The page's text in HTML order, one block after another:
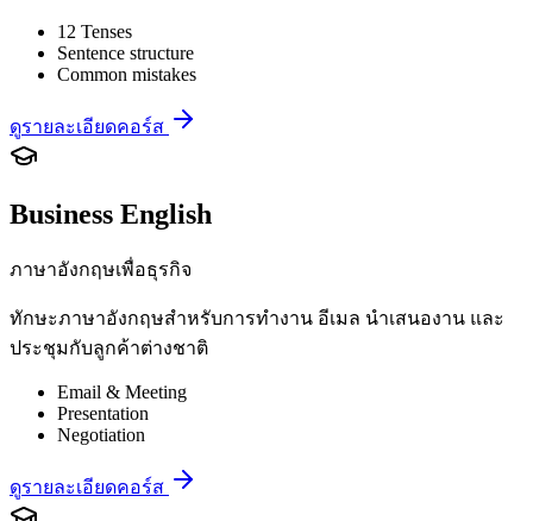
12 Tenses
Sentence structure
Common mistakes
ดูรายละเอียดคอร์ส
Business English
ภาษาอังกฤษเพื่อธุรกิจ
ทักษะภาษาอังกฤษสำหรับการทำงาน อีเมล นำเสนองาน และ
ประชุมกับลูกค้าต่างชาติ
Email & Meeting
Presentation
Negotiation
ดูรายละเอียดคอร์ส